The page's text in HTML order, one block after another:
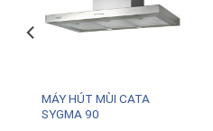
MÁY HÚT MÙI CATA
SYGMA 90